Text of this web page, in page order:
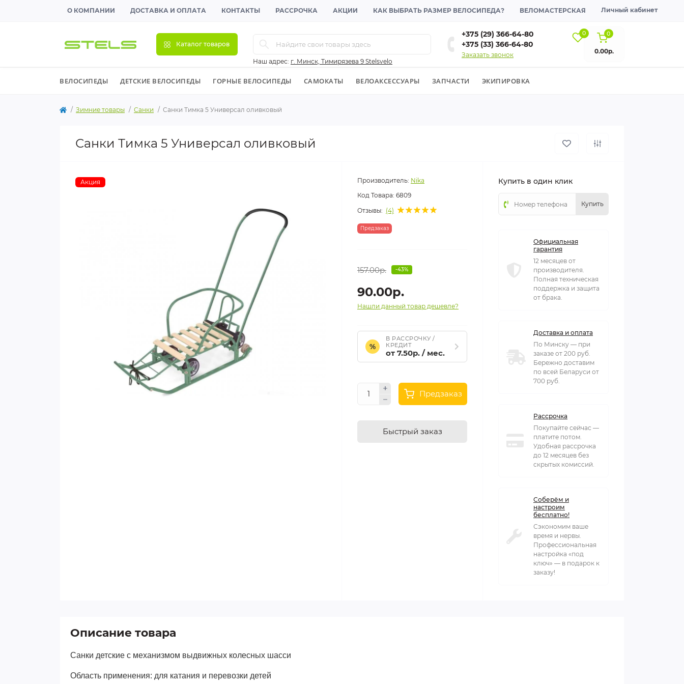
О КОМПАНИИ ДОСТАВКА И ОПЛАТА КОНТАКТЫ РАССРОЧКА АКЦИИ КАК ВЫБРАТЬ РАЗМЕР ВЕЛОСИПЕДА? ВЕЛОМАСТЕРСКАЯ Личный кабинет
Каталог товаров
Наш адрес: г. Минск, Тимирязева 9 Stelsvelo
+375 (29) 366-64-80
+375 (33) 366-64-80
Заказать звонок
0 0
0.00р.
ВЕЛОСИПЕДЫ ДЕТСКИЕ ВЕЛОСИПЕДЫ ГОРНЫЕ ВЕЛОСИПЕДЫ CАМОКАТЫ ВЕЛОАКСЕССУАРЫ ЗАПЧАСТИ ЭКИПИРОВКА
Зимние товары Санки Санки Тимка 5 Универсал оливковый
Санки Тимка 5 Универсал оливковый
Акция Производитель: Nika
Код Товара: 6809
Отзывы: (4)
Предзаказ
157.00р. -43%
90.00р.
Нашли данный товар дешевле?
%
В РАССРОЧКУ /
КРЕДИТ
от 7.50р. / мес.
Предзаказ
Быстрый заказ
Купить в один клик
Купить
Официальная
гарантия
12 месяцев от
производителя.
Полная техническая
поддержка и защита
от брака.
Доставка и оплата
По Минску — при
заказе от 200 руб.
Бережно доставим
по всей Беларуси от
700 руб.
Рассрочка
Покупайте сейчас —
платите потом.
Удобная рассрочка
до 12 месяцев без
скрытых комиссий.
Соберём и
настроим
бесплатно!
Сэкономим ваше
время и нервы.
Профессиональная
настройка «под
ключ» — в подарок к
заказу!
Описание товара
Санки детские с механизмом выдвижных колесных шасси
Область применения: для катания и перевозки детей